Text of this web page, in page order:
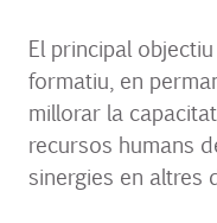
El principal objectiu
formatiu, en
millorar la
recursos humans
sinergies en altres